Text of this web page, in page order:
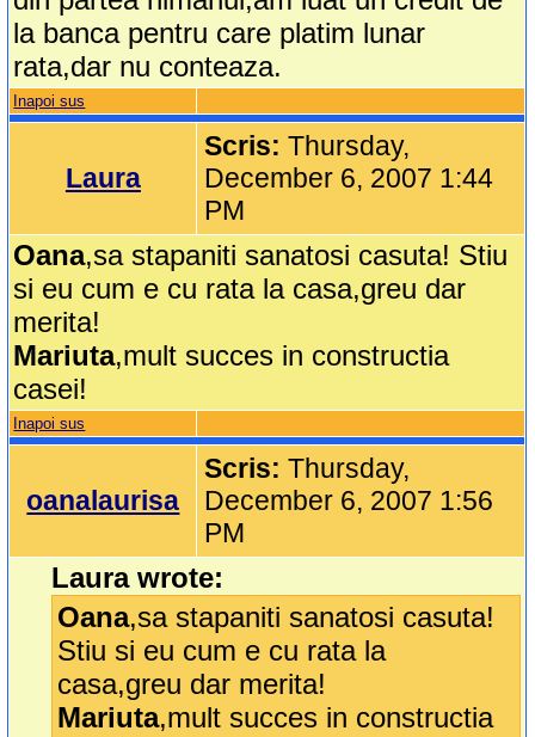
la banca pentru care platim lunar
rata,dar nu conteaza.
Inapoi sus
Laura
Scris:Thursday,
December 6, 2007 1:44
PM
Oana,sa stapaniti sanatosi casuta! Stiu
si eu cum e cu rata la casa,greu dar
merita!
Mariuta,mult succes in constructia
casei!
Inapoi sus
oanalaurisa
Scris:Thursday,
December 6, 2007 1:56
PM
Laura wrote:
Oana,sa stapaniti sanatosi casuta!
Stiu si eu cum e cu rata la
casa,greu dar merita!
Mariuta,mult succes in constructia